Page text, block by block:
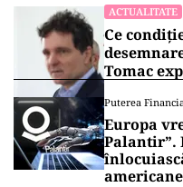
ACTUALITATE
Ce
Tomac
Puterea
Europa
Palantir”.
americane